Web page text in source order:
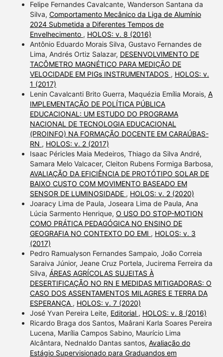
Felipe Fernandes Cavalcante, Wanderson Santana da
Silva, Comportamento Mecânico da Liga de Alumínio
2024 Submetida a Diferentes Tempos de
Envelhecimento , HOLOS: v. 8 (2016)
Antônio Eduardo Morais Silva, Gustavo Fernandes de
Lima, Andrés Ortiz Salazar, DESENVOLVIMENTO DE
TACÔMETRO MAGNÉTICO PARA MEDIÇÃO DE
VELOCIDADE EM PIGs INSTRUMENTADOS , HOLOS: v.
1 (2017)
Lenin Cavalcanti Brito Guerra, Maquézia Emília Morais, A
IMPLEMENTAÇÃO DE POLÍTICA PÚBLICA
EDUCACIONAL: UM ESTUDO DO PROGRAMA
NACIONAL DE TECNOLOGIA EDUCACIONAL
(PROINFO) NA FORMAÇÃO DOCENTE EM CARAÚBAS-
RN , HOLOS: v. 2 (2017)
Isaac Péricles Maia Medeiros, Thiago da Silva André,
Samara Melo Valcacer, Cleiton Rubens Formiga Barbosa,
AVALIAÇÃO DA EFICIÊNCIA DE PROTÓTIPO SOLAR DE
BAIXO CUSTO COM MOVIMENTO BASEADO EM
SENSOR DE LUMINOSIDADE , HOLOS: v. 2 (2020)
Joaracy Lima de Paula, Joseara Lima de Paula, Ana
Lúcia Sarmento Henrique, O USO DO STOP-MOTION
COMO PRÁTICA PEDAGÓGICA NO ENSINO DE
GEOGRAFIA NO CONTEXTO DO EMI , HOLOS: v. 3
(2017)
Pedro Ramualyson Fernandes Sampaio, João Correia
Saraiva Júnior, Jeane Cruz Portela, Jucirema Ferreira da
Silva, ÁREAS AGRÍCOLAS SUJEITAS À
DESERTIFICAÇÃO NO RN E MEDIDAS MITIGADORAS: O
CASO DOS ASSENTAMENTOS MILAGRES E TERRA DA
ESPERANÇA , HOLOS: v. 7 (2020)
José Yvan Pereira Leite, Editorial , HOLOS: v. 8 (2016)
Ricardo Braga dos Santos, Maârani Karla Soares Pereira
Lucena, Marília Campos Sabino, Maurício Lima
Alcântara, Nednaldo Dantas santos, Avaliação do
Estágio Supervisionado para Graduandos em